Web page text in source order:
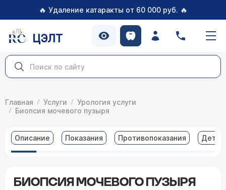
🔥 Удаление катаракты от 60 000 руб. 🔥
ЦЭЛТ
Главная Услуги
Урология услуги
Биопсия мочевого пузыря
Описание Показания Противопоказания
БИОПСИЯ МОЧЕВОГО ПУЗЫРЯ